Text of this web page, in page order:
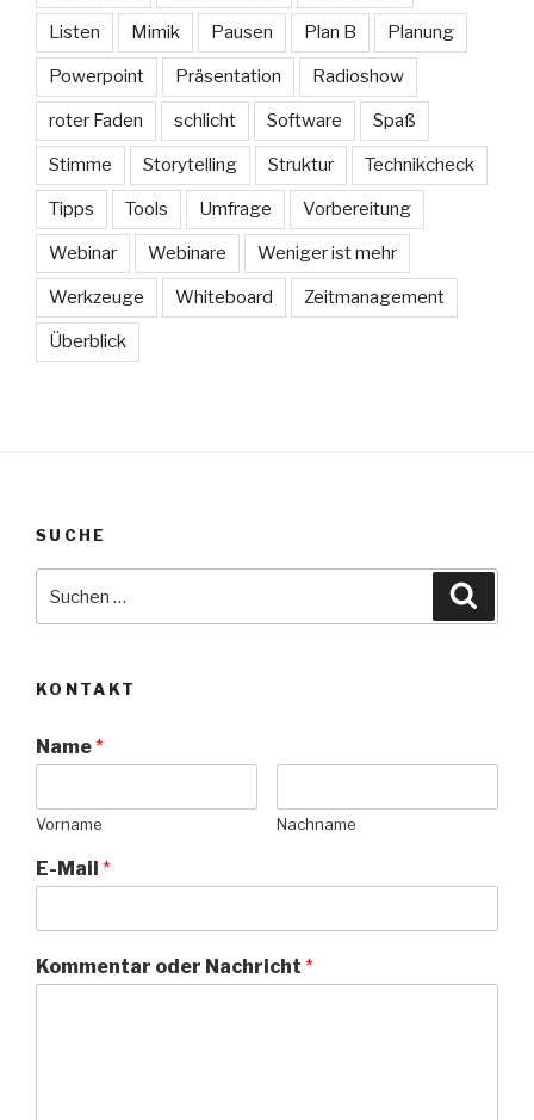
Listen Mimik Pausen Plan B Planung
Powerpoint Präsentation Radioshow
roter Faden schlicht Software Spaß
Stimme Storytelling Struktur Technikcheck
Tipps Tools Umfrage Vorbereitung
Webinar Webinare Weniger ist mehr
Werkzeuge Whiteboard Zeitmanagement
Überblick
SUCHE
nach:
KONTAKT
Name*
Vorname Nachname
E-Mail *
Kommentar oder Nachricht *